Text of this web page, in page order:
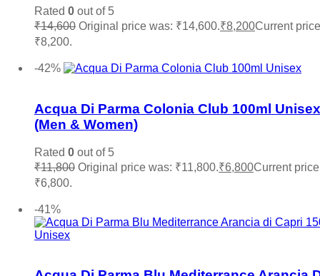
Roberto Cavalli
Roja (0)
Salvatore Ferragamo
Shaka(0)
Thierry Muglair(0)
Tiffany & Co.(0)
Tocca(0)
Tom Ford(0)
Tommy Hilfiger
Valentino
Vera Wang(0)
Versace
Viktor & Rolf
Rated 0 out of 5
₹14,600 Original price was: ₹14,600.₹8,200Current
₹8,200.
-42%
Acqua Di Parma Colonia Club 100ml Unisex
(Men & Women)
Rated 0 out of 5
₹11,800 Original price was: ₹11,800.₹6,800Current
₹6,800.
-41%